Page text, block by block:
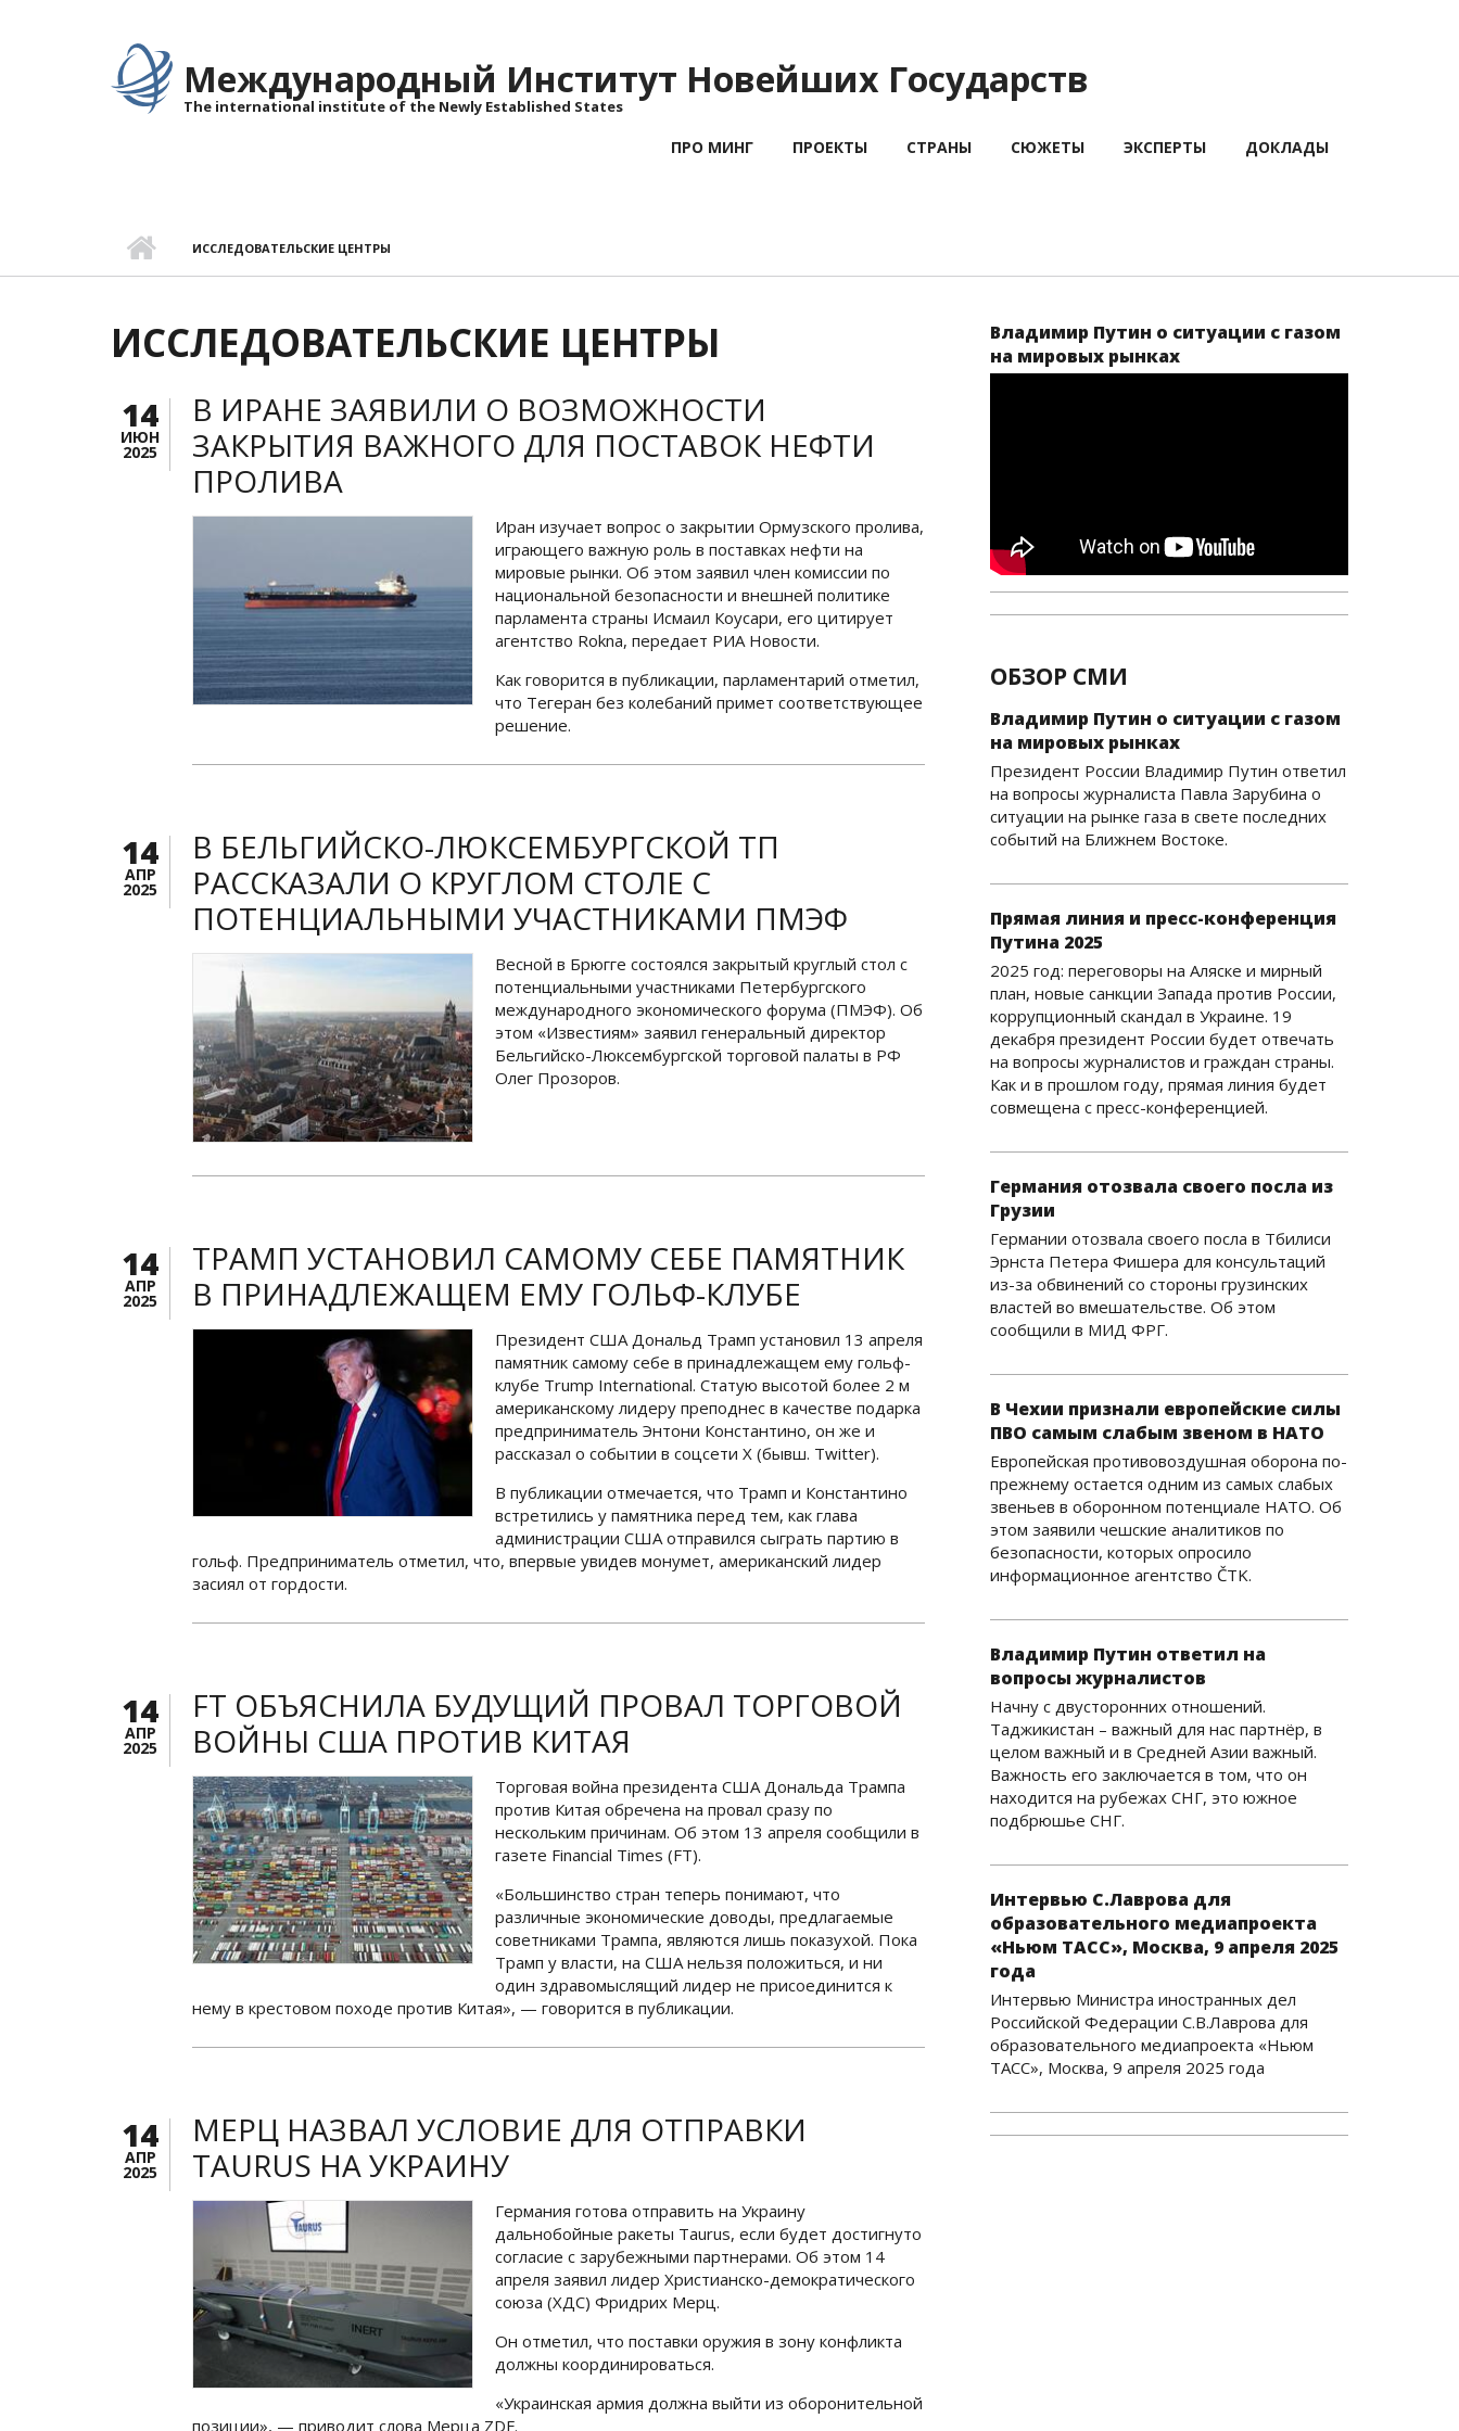
Международный Институт Новейших Государств
The international institute of the Newly Established States
ПРО МИНГ ПРОЕКТЫ СТРАНЫ СЮЖЕТЫ ЭКСПЕРТЫ ДОКЛАДЫ
ИССЛЕДОВАТЕЛЬСКИЕ ЦЕНТРЫ
ИССЛЕДОВАТЕЛЬСКИЕ ЦЕНТРЫ
14
ИЮН
2025
В ИРАНЕ ЗАЯВИЛИ О ВОЗМОЖНОСТИ
ЗАКРЫТИЯ ВАЖНОГО ДЛЯ ПОСТАВОК НЕФТИ
ПРОЛИВА
Иран изучает вопрос о закрытии Ормузского пролива,
играющего важную роль в поставках нефти на
мировые рынки. Об этом заявил член комиссии по
национальной безопасности и внешней политике
парламента страны Исмаил Коусари, его цитирует
агентство Rokna, передает РИА Новости.
Как говорится в публикации, парламентарий отметил,
что Тегеран без колебаний примет соответствующее
решение.
14
АПР
2025
В БЕЛЬГИЙСКО-ЛЮКСЕМБУРГСКОЙ ТП
РАССКАЗАЛИ О КРУГЛОМ СТОЛЕ С
ПОТЕНЦИАЛЬНЫМИ УЧАСТНИКАМИ ПМЭФ
Весной в Брюгге состоялся закрытый круглый стол с
потенциальными участниками Петербургского
международного экономического форума (ПМЭФ). Об
этом «Известиям» заявил генеральный директор
Бельгийско-Люксембургской торговой палаты в РФ
Олег Прозоров.
14
АПР
2025
ТРАМП УСТАНОВИЛ САМОМУ СЕБЕ ПАМЯТНИК
В ПРИНАДЛЕЖАЩЕМ ЕМУ ГОЛЬФ-КЛУБЕ
Президент США Дональд Трамп установил 13 апреля
памятник самому себе в принадлежащем ему гольф-
клубе Trump International. Статую высотой более 2 м
американскому лидеру преподнес в качестве подарка
предприниматель Энтони Константино, он же и
рассказал о событии в соцсети Х (бывш. Twitter).
В публикации отмечается, что Трамп и Константино
встретились у памятника перед тем, как глава
администрации США отправился сыграть партию в
гольф. Предприниматель отметил, что, впервые увидев монумет, американский лидер
засиял от гордости.
14
АПР
2025
FT ОБЪЯСНИЛА БУДУЩИЙ ПРОВАЛ ТОРГОВОЙ
ВОЙНЫ США ПРОТИВ КИТАЯ
Торговая война президента США Дональда Трампа
против Китая обречена на провал сразу по
нескольким причинам. Об этом 13 апреля сообщили в
газете Financial Times (FT).
«Большинство стран теперь понимают, что
различные экономические доводы, предлагаемые
советниками Трампа, являются лишь показухой. Пока
Трамп у власти, на США нельзя положиться, и ни
один здравомыслящий лидер не присоединится к
нему в крестовом походе против Китая», — говорится в публикации.
14
АПР
2025
МЕРЦ НАЗВАЛ УСЛОВИЕ ДЛЯ ОТПРАВКИ
TAURUS НА УКРАИНУ
Германия готова отправить на Украину
дальнобойные ракеты Taurus, если будет достигнуто
согласие с зарубежными партнерами. Об этом 14
апреля заявил лидер Христианско-демократического
союза (ХДС) Фридрих Мерц.
Он отметил, что поставки оружия в зону конфликта
должны координироваться.
«Украинская армия должна выйти из оборонительной
позиции», — приводит слова Мерца ZDF.
Владимир Путин о ситуации с газом
на мировых рынках
ОБЗОР СМИ
Владимир Путин о ситуации с газом
на мировых рынках
Президент России Владимир Путин ответил
на вопросы журналиста Павла Зарубина о
ситуации на рынке газа в свете последних
событий на Ближнем Востоке.
Прямая линия и пресс-конференция
Путина 2025
2025 год: переговоры на Аляске и мирный
план, новые санкции Запада против России,
коррупционный скандал в Украине. 19
декабря президент России будет отвечать
на вопросы журналистов и граждан страны.
Как и в прошлом году, прямая линия будет
совмещена с пресс-конференцией.
Германия отозвала своего посла из
Грузии
Германии отозвала своего посла в Тбилиси
Эрнста Петера Фишера для консультаций
из-за обвинений со стороны грузинских
властей во вмешательстве. Об этом
сообщили в МИД ФРГ.
В Чехии признали европейские силы
ПВО самым слабым звеном в НАТО
Европейская противовоздушная оборона по-
прежнему остается одним из самых слабых
звеньев в оборонном потенциале НАТО. Об
этом заявили чешские аналитиков по
безопасности, которых опросило
информационное агентство ČTK.
Владимир Путин ответил на
вопросы журналистов
Начну с двусторонних отношений.
Таджикистан – важный для нас партнёр, в
целом важный и в Средней Азии важный.
Важность его заключается в том, что он
находится на рубежах СНГ, это южное
подбрюшье СНГ.
Интервью С.Лаврова для
образовательного медиапроекта
«Ньюм ТАСС», Москва, 9 апреля 2025
года
Интервью Министра иностранных дел
Российской Федерации С.В.Лаврова для
образовательного медиапроекта «Ньюм
ТАСС», Москва, 9 апреля 2025 года